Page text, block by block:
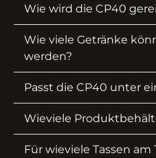
Wie wird die CP40
Wie viele Getränke
werden?
Passt die CP40 unter
Wieviele
Für wieviele Tassen am